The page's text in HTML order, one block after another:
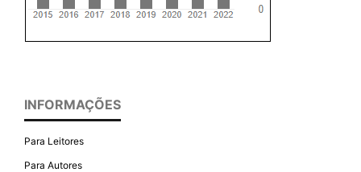
INFORMAÇÕES
Para Leitores
Para Autores